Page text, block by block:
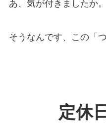
あ、気が付きましたか。
そうなんです、この「
定休